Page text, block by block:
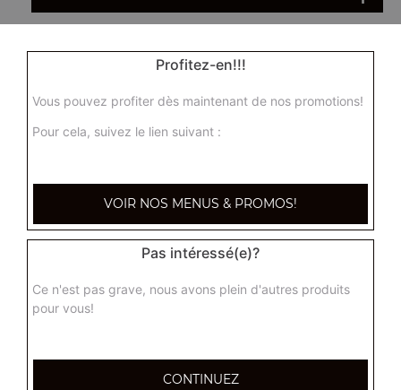
Ha cao maison 5 pcs
Ravioli vapeur fait maison, unique à Toulon
7.50€
9.00 €
1 paquet de chips aux crevettes
3.00€
(4 nems maisons,4 nems tao, 4 beignets de crevettes, 4
Profitez-en!!!
Vous pouvez profiter dès maintenant de nos promotions!
Pour cela, suivez le lien suivant :
VOIR NOS MENUS & PROMOS!
Pas intéressé(e)?
Ce n'est pas grave, nous avons plein d'autres produits
pour vous!
CONTINUEZ